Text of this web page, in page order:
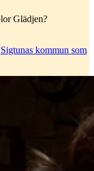
Glädjen?
Sigtunas kommun som